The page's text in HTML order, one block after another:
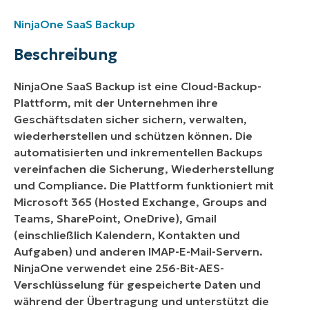
NinjaOne SaaS Backup
Beschreibung
NinjaOne SaaS Backup ist eine Cloud-Backup-
Plattform, mit der Unternehmen ihre
Geschäftsdaten sicher sichern, verwalten,
wiederherstellen und schützen können. Die
automatisierten und inkrementellen Backups
vereinfachen die Sicherung, Wiederherstellung
und Compliance. Die Plattform funktioniert mit
Microsoft 365 (Hosted Exchange, Groups and
Teams, SharePoint, OneDrive), Gmail
(einschließlich Kalendern, Kontakten und
Aufgaben) und anderen IMAP-E-Mail-Servern.
NinjaOne verwendet eine 256-Bit-AES-
Verschlüsselung für gespeicherte Daten und
während der Übertragung und unterstützt die